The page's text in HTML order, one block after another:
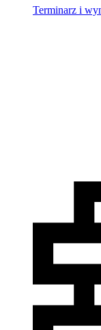
Terminarz i